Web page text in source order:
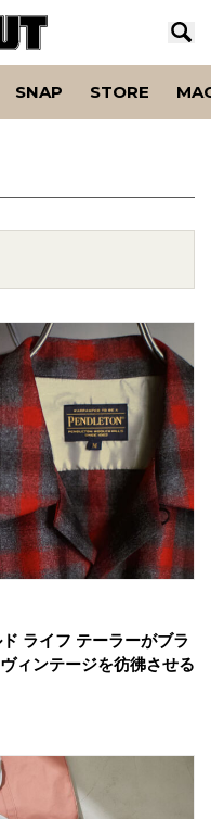
SNAP STORE
ライフ テーラーがブラ
ィンテージを彷彿させる